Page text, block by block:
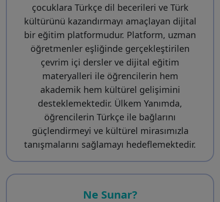
çocuklara Türkçe dil becerileri ve Türk
kültürünü kazandırmayı amaçlayan dijital
bir eğitim platformudur. Platform, uzman
öğretmenler eşliğinde gerçekleştirilen
çevrim içi dersler ve dijital eğitim
materyalleri ile öğrencilerin hem
akademik hem kültürel gelişimini
desteklemektedir. Ülkem Yanımda,
öğrencilerin Türkçe ile bağlarını
güçlendirmeyi ve kültürel mirasımızla
tanışmalarını sağlamayı hedeflemektedir.
Ne Sunar?